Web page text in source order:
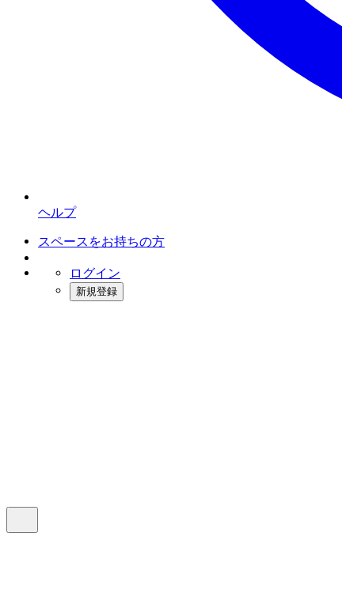
ヘルプ
スペースをお持ちの方
ログイン
新規登録